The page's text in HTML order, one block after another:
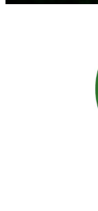
Perfil
Ensayos
Ecológica
Ensayos de
internacionales
Fire Retardant no